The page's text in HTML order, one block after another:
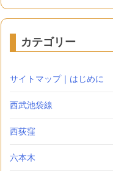
カテゴリー
サイトマップ｜はじめに
西武池袋線
西荻窪
六本木